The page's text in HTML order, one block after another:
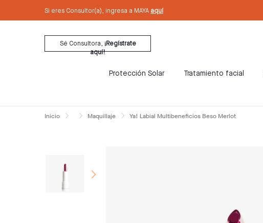
Si eres Consultor(a), ingresa a MAYA aquí
Sé Consultora, ¡Regístrate
aquí!
Protección Solar Tratamiento facial
Inicio Maquillaje Ya! Labial Multibeneficios Beso Merlot